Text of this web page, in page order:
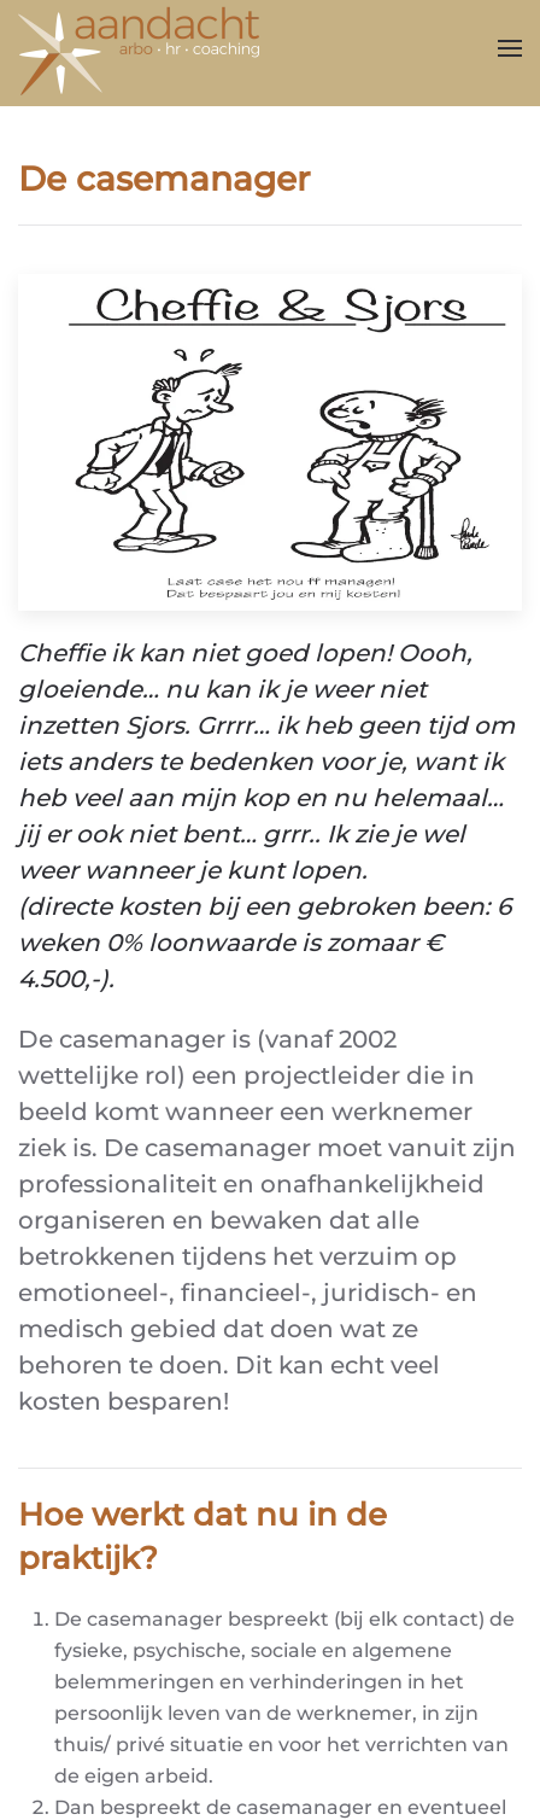
Overslaan en naar de inhoud gaan
De casemanager
Cheffie ik kan niet goed lopen! Oooh,
gloeiende… nu kan ik je weer niet
inzetten Sjors. Grrrr… ik heb geen tijd om
iets anders te bedenken voor je, want ik
heb veel aan mijn kop en nu helemaal…
jij er ook niet bent… grrr.. Ik zie je wel
weer wanneer je kunt lopen.
(directe kosten bij een gebroken been: 6
weken 0% loonwaarde is zomaar €
4.500,-).
De casemanager is (vanaf 2002
wettelijke rol) een projectleider die in
beeld komt wanneer een werknemer
ziek is. De casemanager moet vanuit zijn
professionaliteit en onafhankelijkheid
organiseren en bewaken dat alle
betrokkenen tijdens het verzuim op
emotioneel-, financieel-, juridisch- en
medisch gebied dat doen wat ze
behoren te doen. Dit kan echt veel
kosten besparen!
Hoe werkt dat nu in de
praktijk?
De casemanager bespreekt (bij elk contact) de
fysieke, psychische, sociale en algemene
belemmeringen en verhinderingen in het
persoonlijk leven van de werknemer, in zijn
thuis/ privé situatie en voor het verrichten van
de eigen arbeid.
Dan bespreekt de casemanager en eventueel